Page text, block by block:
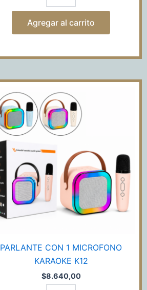
Agregar al carrito
PARLANTE CON 1 MICROFONO
KARAOKE K12
$8.640,00
CON
1
MICROFONO
KARAOKE
K12
cantidad